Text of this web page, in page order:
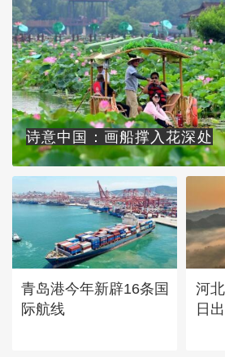
诗意中国：画船撑入花深处
青岛港今年新辟16条国
际航线
河
日